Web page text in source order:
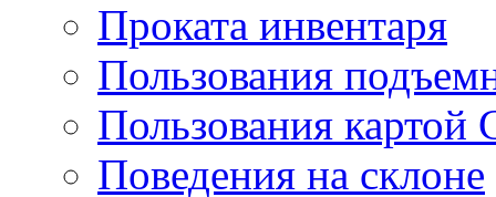
Проката инвентаря
Пользования
Пользования картой
Поведения на склоне